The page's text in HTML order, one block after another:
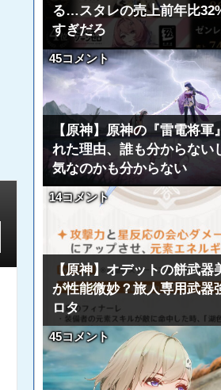
る…スタレの売上前年比
すぎだろ
45コメント
【原神】原神の『雷電将軍
れた理由、誰も分からない
気なのかも分からない
14コメント
【原神】オデットの餅武
が性能微妙？旅人専用武器
ロタ
45コメント